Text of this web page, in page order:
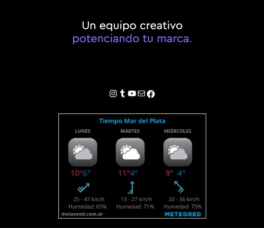
Instagram
Tumblr
YouTube
Correo electrónico
Facebook